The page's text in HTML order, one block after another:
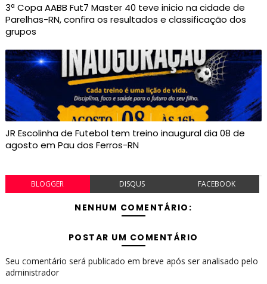
3ª Copa AABB Fut7 Master 40 teve inicio na cidade de
Parelhas-RN, confira os resultados e classificação dos
grupos
JR Escolinha de Futebol tem treino inaugural dia 08 de
agosto em Pau dos Ferros-RN
BLOGGER DISQUS FACEBOOK
NENHUM COMENTÁRIO:
POSTAR UM COMENTÁRIO
Seu comentário será publicado em breve após ser analisado pelo
administrador